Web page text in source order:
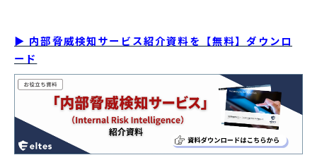
▶ 内部脅威検知サービス紹介資料を【無料】ダウンロ
ード